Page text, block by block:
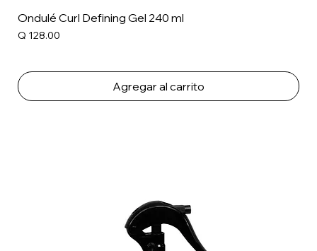
Ondulé Curl Defining Gel 240 ml
Precio
Q 128.00
Agregar al carrito